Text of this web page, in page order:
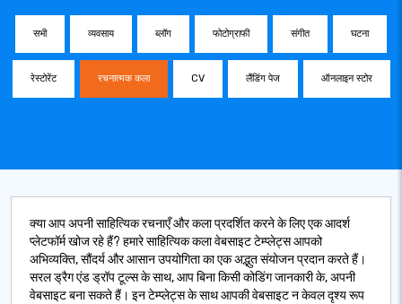
सभी व्यवसाय ब्लॉग फोटोग्राफी संगीत घटना
रेस्टोरेंट रचनात्मक कला CV लैंडिंग पेज ऑनलाइन स्टोर
क्या आप अपनी साहित्यिक रचनाएँ और कला प्रदर्शित करने के लिए एक आदर्श
प्लेटफॉर्म खोज रहे हैं? हमारे साहित्यिक कला वेबसाइट टेम्प्लेट्स आपको
अभिव्यक्ति, सौंदर्य और आसान उपयोगिता का एक अद्भुत संयोजन प्रदान करते हैं।
सरल ड्रैग एंड ड्रॉप टूल्स के साथ, आप बिना किसी कोडिंग जानकारी के, अपनी
वेबसाइट बना सकते हैं। इन टेम्प्लेट्स के साथ आपकी वेबसाइट न केवल दृश्य रूप